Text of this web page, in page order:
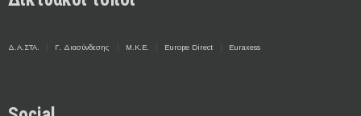
Δ.Α.ΣΤΑ. Γ. Διασύνδεσης Μ.Κ.Ε. Europe Direct Euraxess